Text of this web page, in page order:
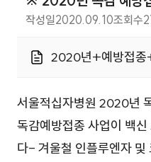
작성일2020.09.10조회수
2020년+예방접종
서울적십자병원 2020년
독감예방접종 사업이 백
다- 겨울철 인플루엔자 및